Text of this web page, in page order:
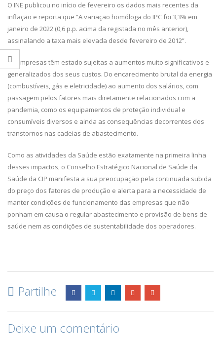
O INE publicou no início de fevereiro os dados mais recentes da
inflação e reporta que “A variação homóloga do IPC foi 3,3% em
janeiro de 2022 (0,6 p.p. acima da registada no mês anterior),
assinalando a taxa mais elevada desde fevereiro de 2012”.
As empresas têm estado sujeitas a aumentos muito significativos e
generalizados dos seus custos. Do encarecimento brutal da energia
(combustíveis, gás e eletricidade) ao aumento dos salários, com
passagem pelos fatores mais diretamente relacionados com a
pandemia, como os equipamentos de proteção individual e
consumíveis diversos e ainda as consequências decorrentes dos
transtornos nas cadeias de abastecimento.
Como as atividades da Saúde estão exatamente na primeira linha
desses impactos, o Conselho Estratégico Nacional de Saúde da
Saúde da CIP manifesta a sua preocupação pela continuada subida
do preço dos fatores de produção e alerta para a necessidade de
manter condições de funcionamento das empresas que não
ponham em causa o regular abastecimento e provisão de bens de
saúde nem as condições de sustentabilidade dos operadores.
Partilhe
Deixe um comentário